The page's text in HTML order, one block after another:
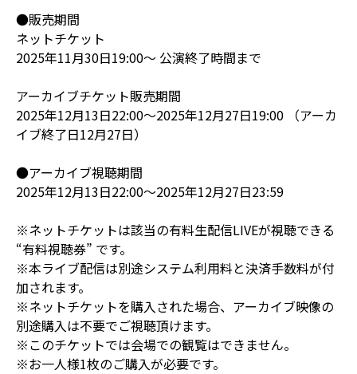
●販売期間
ネットチケット
2025年11月30日19:00～ 公演終了時間まで
アーカイブチケット販売期間
2025年12月13日22:00～2025年12月27日19:00 （アーカ
イブ終了日12月27日）
●アーカイブ視聴期間
2025年12月13日22:00～2025年12月27日23:59
※ネットチケットは該当の有料生配信LIVEが視聴できる
“有料視聴券” です。
※本ライブ配信は別途システム利用料と決済手数料が付
加されます。
※ネットチケットを購入された場合、アーカイブ映像の
別途購入は不要でご視聴頂けます。
※このチケットでは会場での観覧はできません。
※お一人様1枚のご購入が必要です。